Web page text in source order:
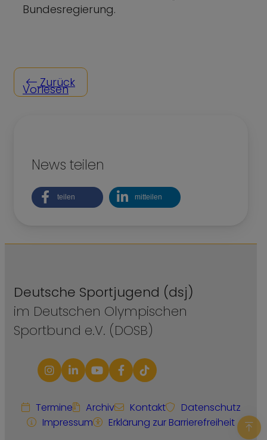
Bundesregierung.
Zurück
Vorlesen
News teilen
teilen mitteilen
Deutsche Sportjugend (dsj)
im Deutschen Olympischen
Sportbund e.V. (DOSB)
Termine Archiv Kontakt
Datenschutz
Impressum
Erklärung zur Barrierefreiheit